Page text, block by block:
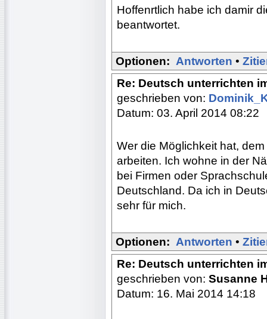
Hoffenrtlich habe ich damir
beantwortet.
Optionen: Antworten •
Re: Deutsch unterrichten
geschrieben von:
Datum: 03. April 2014 08:22
Wer die Möglichkeit hat,
arbeiten. Ich wohne in der
bei Firmen oder
Deutschland. Da ich in
sehr für mich.
Optionen: Antworten •
Re: Deutsch unterrichten
geschrieben von: Susanne
Datum: 16. Mai 2014 14:18